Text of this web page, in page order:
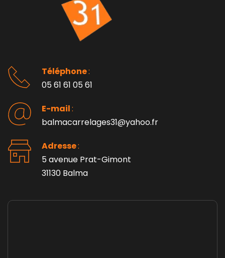
Téléphone :
05 61 61 05 61
E-mail :
balmacarrelages31@yahoo.fr
Adresse :
5 avenue Prat-Gimont
31130 Balma